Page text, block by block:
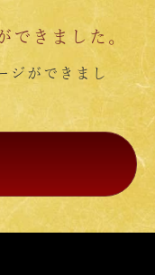
できました。
ジができまし